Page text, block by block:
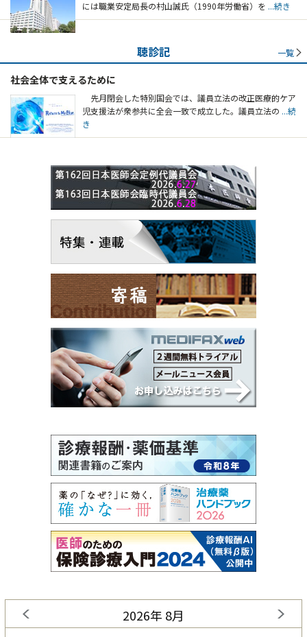
には職業安定局長の村山誠氏（1990年労働省）を ...続き
聴診記 一覧
社会全体で支えるために
先月閉会した特別国会では、議員立法の改正医療的ケア
児支援法が衆参共に全会一致で成立した。議員立法の ...続
き
2026年 8月